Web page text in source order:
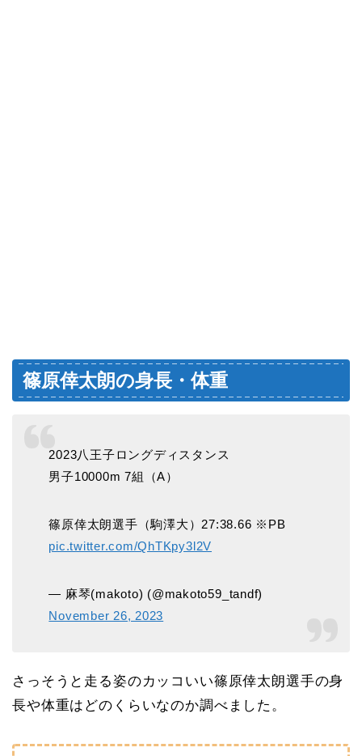
篠原倖太朗の身長・体重
2023八王子ロングディスタンス
男子10000m 7組（A）
篠原倖太朗選手（駒澤大）27:38.66 ※PB
pic.twitter.com/QhTKpy3l2V
— 麻琴(makoto) (@makoto59_tandf)
November 26, 2023
さっそうと走る姿のカッコいい篠原倖太朗選手の身
長や体重はどのくらいなのか調べました。